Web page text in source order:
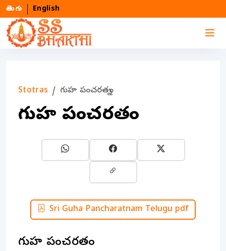
తెలుగు English
Stotras గుహ పంచరత్నం
గుహ పంచరత్నం
Sri Guha Pancharatnam Telugu pdf
గుహ పంచరత్నం